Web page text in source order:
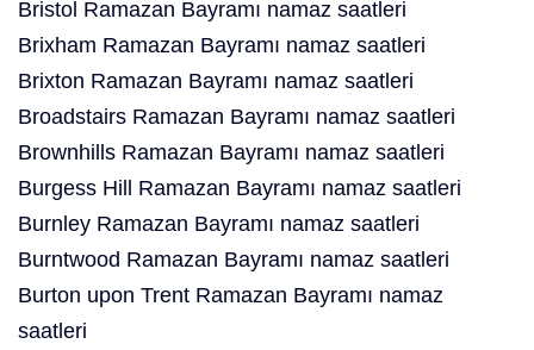
Bristol Ramazan Bayramı namaz saatleri
Brixham Ramazan Bayramı namaz saatleri
Brixton Ramazan Bayramı namaz saatleri
Broadstairs Ramazan Bayramı namaz saatleri
Brownhills Ramazan Bayramı namaz saatleri
Burgess Hill Ramazan Bayramı namaz saatleri
Burnley Ramazan Bayramı namaz saatleri
Burntwood Ramazan Bayramı namaz saatleri
Burton upon Trent Ramazan Bayramı namaz
saatleri